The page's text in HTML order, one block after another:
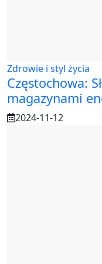
Zdrowie i styl życia
Częstochowa:
magazynami
2024-11-12